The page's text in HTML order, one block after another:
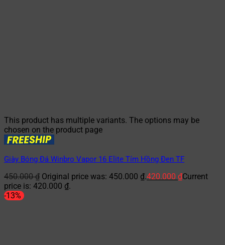
This product has multiple variants. The options may be
chosen on the product page
Giày Bóng Đá Winbro Vapor 16 Elite Tím Hồng Đen TF
450.000₫ Original price was: 450.000 ₫.420.000 ₫Current
price is: 420.000 ₫.
-13%